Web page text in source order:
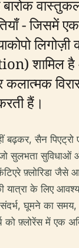
- जिसमें
लिगोज़ी
शामिल है
कलात्मक
हैं।
सैन पिएट्रो
सुलभता सुविधाओं
फ़्लोरिडा जैसे
यात्रा के लिए
घूमने का
फ़्लोरेंस में एक